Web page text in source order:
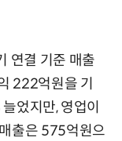
연결 기준 매출
222억원을 기
었지만, 영업이
출은 575억원으